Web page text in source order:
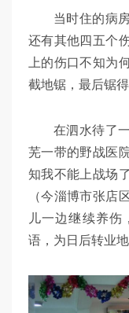
当时住的病
还有其他四五个
上的伤口不知为
截地锯，最后锯
在泗水待了
芜一带的野战医
知我不能上战场
（今淄博市张店
儿一边继续养伤
语，为日后转业地